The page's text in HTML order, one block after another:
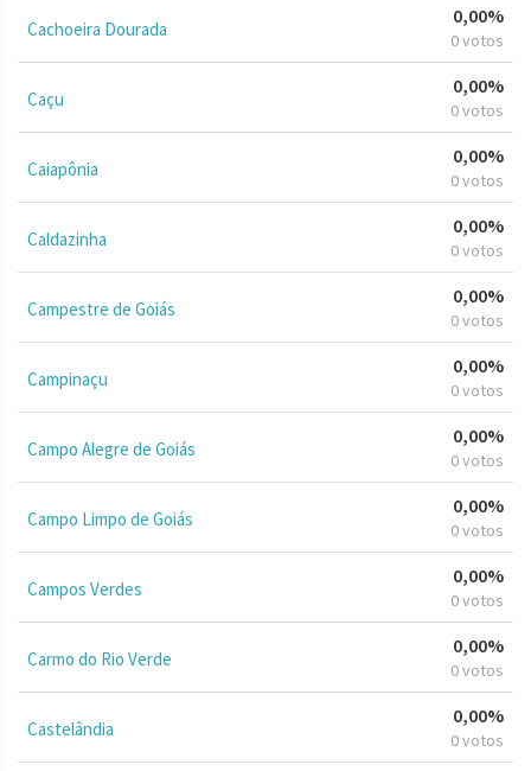
Cachoeira Dourada
0,00%
0 votos
Caçu
0,00%
0 votos
Caiapônia
0,00%
0 votos
Caldazinha
0,00%
0 votos
Campestre de Goiás
0,00%
0 votos
Campinaçu
0,00%
0 votos
Campo Alegre de Goiás
0,00%
0 votos
Campo Limpo de Goiás
0,00%
0 votos
Campos Verdes
0,00%
0 votos
Carmo do Rio Verde
0,00%
0 votos
Castelândia
0,00%
0 votos